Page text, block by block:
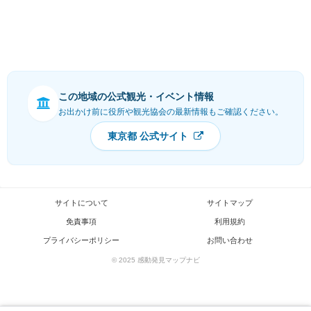
この地域の公式観光・イベント情報
お出かけ前に役所や観光協会の最新情報もご確認ください。
東京都 公式サイト
サイトについて サイトマップ
免責事項 利用規約
プライバシーポリシー お問い合わせ
© 2025 感動発見マップナビ